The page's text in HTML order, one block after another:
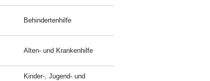
Behindertenhilfe
Alten- und Krankenhilfe
Kinder-, Jugend- und